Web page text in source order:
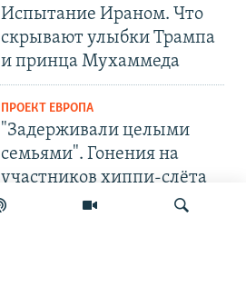
Испытание Ираном. Что
скрывают улыбки Трампа
и принца Мухаммеда
ПРОЕКТ ЕВРОПА
"Задерживали целыми
семьями". Гонения на
участников хиппи-слёта